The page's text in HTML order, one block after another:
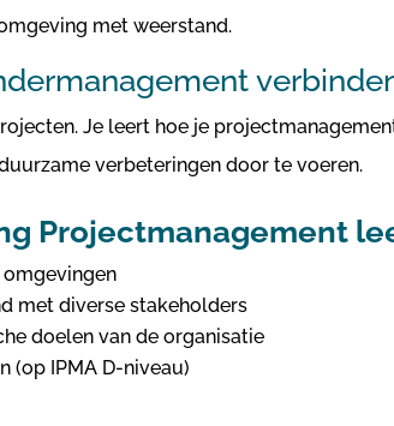
met weerstand.
Je leert hoe je
verbeteringen door te voeren.
Projectmanagement
met diverse stakeholders
doelen van de organisatie
(op IPMA D-niveau)